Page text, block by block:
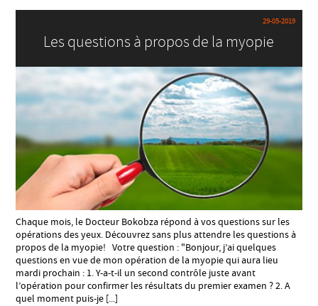
Les questions à propos de la myopie
29-05-2019
Chaque mois, le Docteur Bokobza répond à vos questions sur les
opérations des yeux. Découvrez sans plus attendre les questions à
propos de la myopie! Votre question : "Bonjour, j’ai quelques
questions en vue de mon opération de la myopie qui aura lieu
mardi prochain : 1. Y-a-t-il un second contrôle juste avant
l’opération pour confirmer les résultats du premier examen ? 2. A
quel moment puis-je [...]